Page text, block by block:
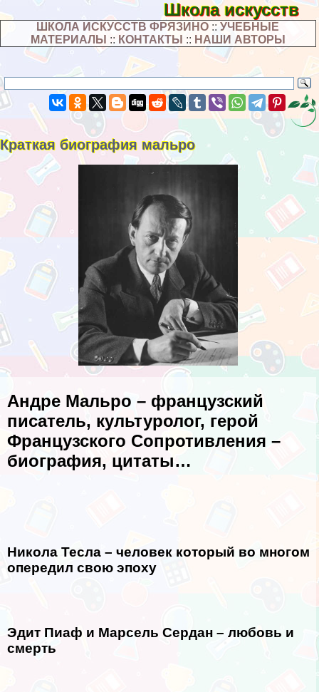
Школа искусств
ШКОЛА ИСКУССТВ ФРЯЗИНО ::УЧЕБНЫЕ
МАТЕРИАЛЫ :: КОНТАКТЫ :: НАШИ АВТОРЫ
Краткая биография мальро
Андре Мальро – французский
писатель, культуролог, герой
Французского Сопротивления –
биография, цитаты…
Никола Тесла – человек который во многом
опередил свою эпоху
Эдит Пиаф и Марсель Сердан – любовь и
cмepть